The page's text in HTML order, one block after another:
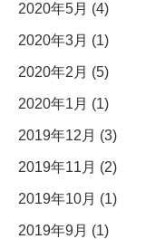
2020年5月 (4)
2020年3月 (1)
2020年2月 (5)
2020年1月 (1)
2019年12月 (3)
2019年11月 (2)
2019年10月 (1)
2019年9月 (1)